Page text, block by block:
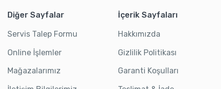
Diğer Sayfalar
Servis Talep Formu
Online İşlemler
Mağazalarımız
İçerik Sayfaları
Hakkımızda
Gizlilik Politikası
Garanti Koşulları